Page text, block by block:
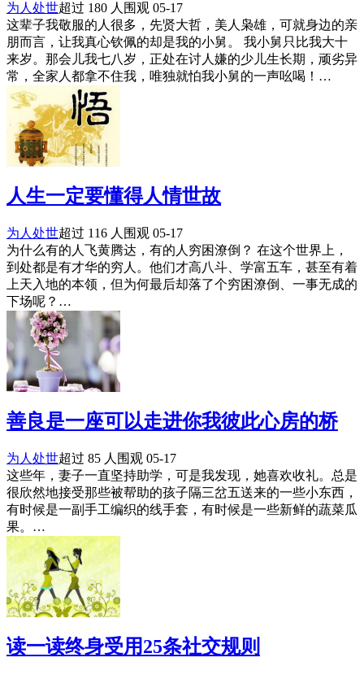
为人处世超过 180 人围观 05-17
这辈子我敬服的人很多，先贤大哲，美人枭雄，可就身边的亲
朋而言，让我真心钦佩的却是我的小舅。 我小舅只比我大十
来岁。那会儿我七八岁，正处在讨人嫌的少儿生长期，顽劣异
常，全家人都拿不住我，唯独就怕我小舅的一声吆喝！…
人生一定要懂得人情世故
为人处世超过 116 人围观 05-17
为什么有的人飞黄腾达，有的人穷困潦倒？ 在这个世界上，
到处都是有才华的穷人。他们才高八斗、学富五车，甚至有着
上天入地的本领，但为何最后却落了个穷困潦倒、一事无成的
下场呢？…
善良是一座可以走进你我彼此心房的桥
为人处世超过 85 人围观 05-17
这些年，妻子一直坚持助学，可是我发现，她喜欢收礼。总是
很欣然地接受那些被帮助的孩子隔三岔五送来的一些小东西，
有时候是一副手工编织的线手套，有时候是一些新鲜的蔬菜瓜
果。…
读一读终身受用25条社交规则